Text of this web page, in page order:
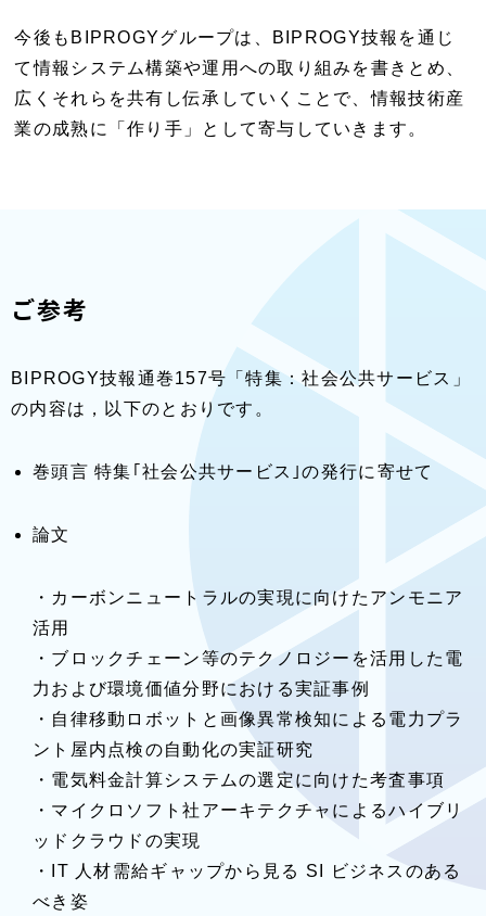
今後もBIPROGYグループは、BIPROGY技報を通じ
て情報システム構築や運用への取り組みを書きとめ、
広くそれらを共有し伝承していくことで、情報技術産
業の成熟に「作り手」として寄与していきます。
ご参考
BIPROGY技報通巻157号「特集：社会公共サービス」
の内容は，以下のとおりです。
巻頭言 特集｢社会公共サービス｣の発行に寄せて
論文
・カーボンニュートラルの実現に向けたアンモニア
活用
・ブロックチェーン等のテクノロジーを活用した電
力および環境価値分野における実証事例
・自律移動ロボットと画像異常検知による電力プラ
ント屋内点検の自動化の実証研究
・電気料金計算システムの選定に向けた考査事項
・マイクロソフト社アーキテクチャによるハイブリ
ッドクラウドの実現
・IT 人材需給ギャップから見る SI ビジネスのある
べき姿